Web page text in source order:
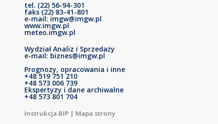
tel. (22) 56-94-301
faks (22) 83-41-801
e-mail: imgw@imgw.pl
www.imgw.pl
meteo.imgw.pl
Wydział Analiz i Sprzedaży
e-mail: biznes@imgw.pl
Prognozy, opracowania i inne
+48 519 751 210
+48 573 006 739
Ekspertyzy i dane archiwalne
+48 573 801 704
Instrukcja BIP | Mapa strony